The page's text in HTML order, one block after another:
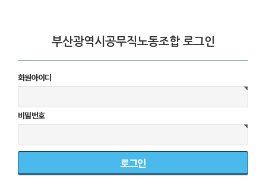
부산광역시공무직노동조합 로그인
회원아이디
비밀번호